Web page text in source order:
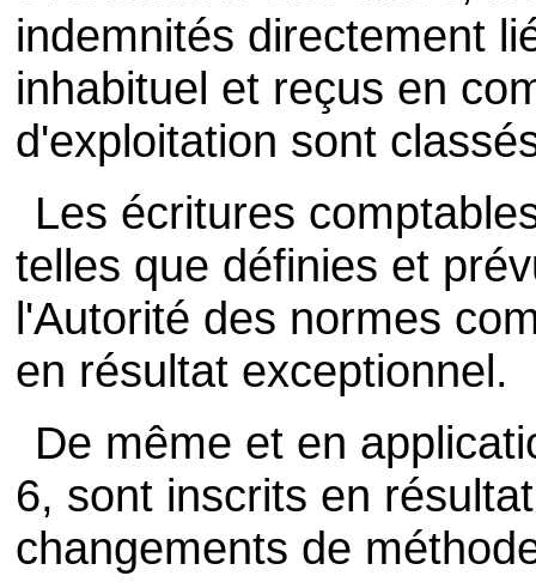
indemnités directement
inhabituel et reçus en
d'exploitation sont
Les écritures
telles que définies et
l'Autorité des normes
en résultat exceptionnel.
De même et en
6, sont inscrits en
changements de